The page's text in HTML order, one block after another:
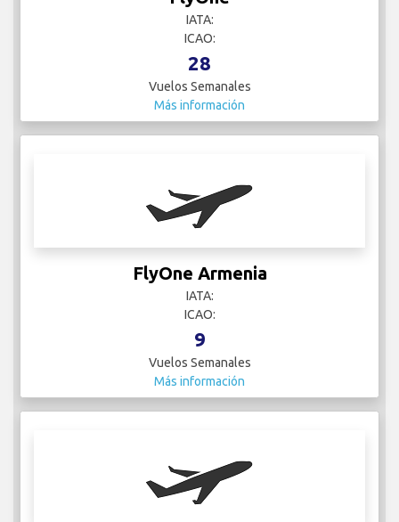
IATA:
ICAO:
28
Vuelos Semanales
Más información
FlyOne Armenia
IATA:
ICAO:
9
Vuelos Semanales
Más información